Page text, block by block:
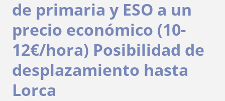
de primaria y ESO a un
precio económico (10-
12€/hora) Posibilidad de
desplazamiento hasta
Lorca